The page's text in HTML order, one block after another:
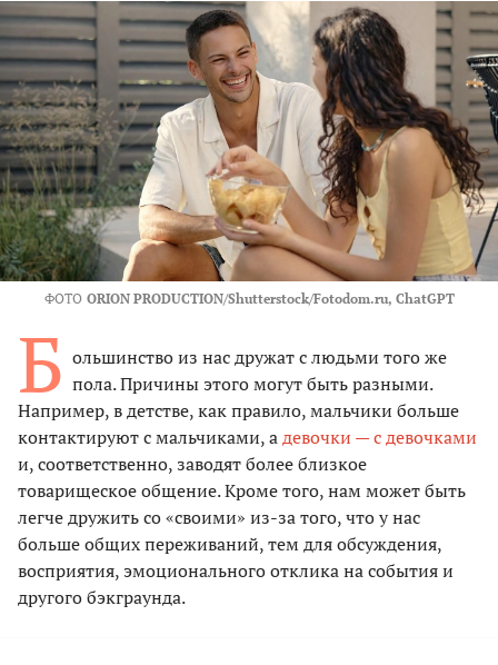
ФОТО ORION PRODUCTION/Shutterstock/Fotodom.ru, ChatGPT
Б ольшинство из нас дружат с людьми того же
пола. Причины этого могут быть разными.
Например, в детстве, как правило, мальчики больше
контактируют с мальчиками, адевочки — с девочками
и, соответственно, заводят более близкое
товарищеское общение. Кроме того, нам может быть
легче дружить со «своими» из-за того, что у нас
больше общих переживаний, тем для обсуждения,
восприятия, эмоционального отклика на события и
другого бэкграунда.